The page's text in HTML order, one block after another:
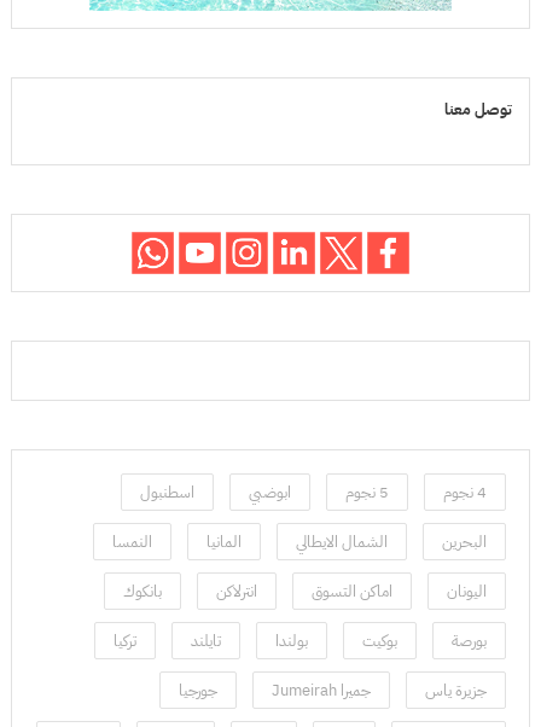
توصل معنا
4 نجوم 5 نجوم ابوضبي اسطنبول
البحرين الشمال الايطالي المانيا النمسا
اليونان اماكن التسوق انترلاكن بانكوك
بورصة بوكيت بولندا تايلند تركيا
جزيرة ياس جميرا Jumeirah جورجيا